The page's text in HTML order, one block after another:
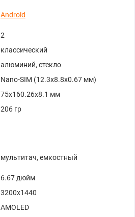
Android
2
классический
алюминий, стекло
Nano-SIM (12.3x8.8x0.67 мм)
75x160.26x8.1 мм
206 гр
мультитач, емкостный
6.67 дюйм
3200x1440
AMOLED